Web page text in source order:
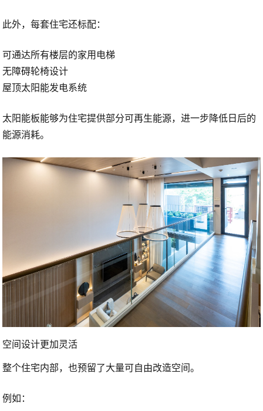
此外，每套住宅还标配：
可通达所有楼层的家用电梯
无障碍轮椅设计
屋顶太阳能发电系统
太阳能板能够为住宅提供部分可再生能源，进一步降低日后的
能源消耗。
空间设计更加灵活
整个住宅内部，也预留了大量可自由改造空间。
例如：